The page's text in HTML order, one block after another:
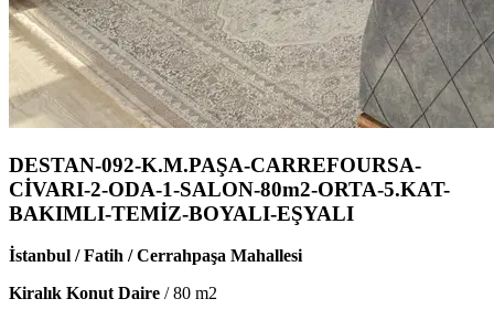
DESTAN-092-K.M.PAŞA-CARREFOURSA-
CİVARI-2-ODA-1-SALON-80m2-ORTA-5.KAT-
BAKIMLI-TEMİZ-BOYALI-EŞYALI
İstanbul / Fatih / Cerrahpaşa Mahallesi
Kiralık Konut Daire /80 m2